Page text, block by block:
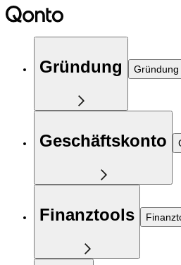
Gründung Gründung
Geschäftskonto
Finanztools